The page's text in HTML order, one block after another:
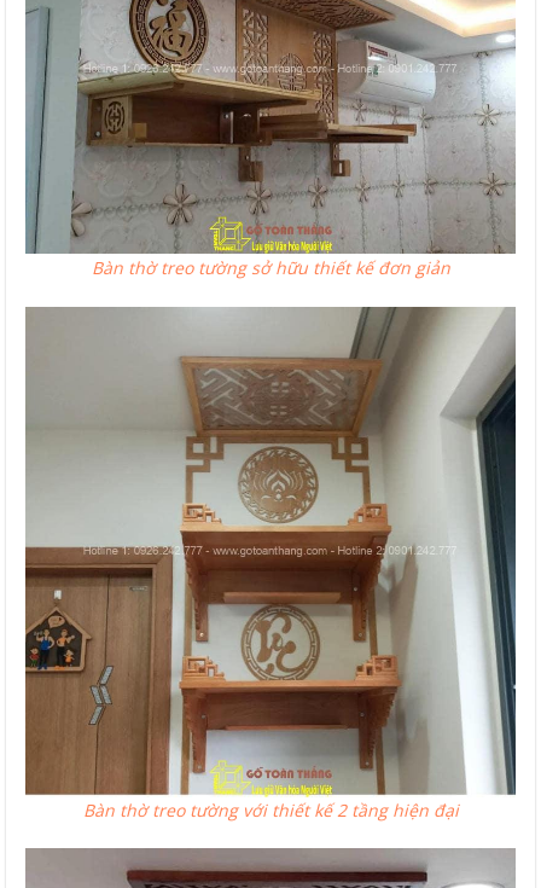
Bàn thờ treo tường sở hữu thiết kế đơn giản
Bàn thờ treo tường với thiết kế 2 tầng hiện đại